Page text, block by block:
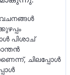
പിശാച്
ചിലപ്പോള്‍